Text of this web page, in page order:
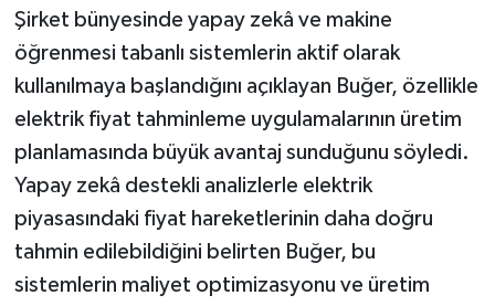
Şirket bünyesinde yapay zekâ ve makine
öğrenmesi tabanlı sistemlerin aktif olarak
kullanılmaya başlandığını açıklayan Buğer, özellikle
elektrik fiyat tahminleme uygulamalarının üretim
planlamasında büyük avantaj sunduğunu söyledi.
Yapay zekâ destekli analizlerle elektrik
piyasasındaki fiyat hareketlerinin daha doğru
tahmin edilebildiğini belirten Buğer, bu
sistemlerin maliyet optimizasyonu ve üretim